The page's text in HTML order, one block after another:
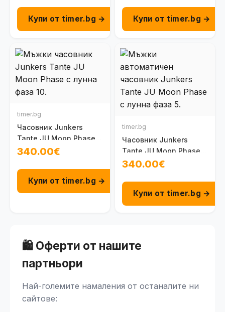
Купи от timer.bg → Купи от timer.bg →
timer.bg
Часовник Junkers
Tante JU Moon Phase
100093301010
340.00€
Купи от timer.bg →
timer.bg
Часовник Junkers
Tante JU Moon Phase
100093301030
340.00€
Купи от timer.bg →
🛍️ Оферти от нашите
партньори
Най-големите намаления от останалите ни
сайтове: